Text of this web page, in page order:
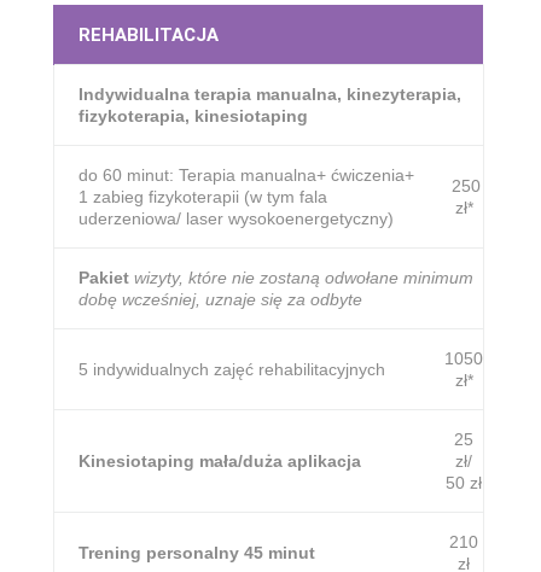
REHABILITACJA
Indywidualna terapia manualna, kinezyterapia,
fizykoterapia, kinesiotaping
do 60 minut: Terapia manualna+ ćwiczenia+
1 zabieg fizykoterapii (w tym fala
uderzeniowa/ laser wysokoenergetyczny)
250
zł*
Pakietwizyty, które nie zostaną odwołane minimum
dobę wcześniej, uznaje się za odbyte
5 indywidualnych zajęć rehabilitacyjnych
1050
zł*
Kinesiotaping mała/duża aplikacja
25
zł/
50 zł
Trening personalny 45 minut
210
zł